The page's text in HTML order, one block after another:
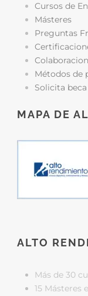
Cursos de
Másteres
Preguntas
Métodos de
Solicita
MAPA DE
ALTO
Más de 30
15 Másteres